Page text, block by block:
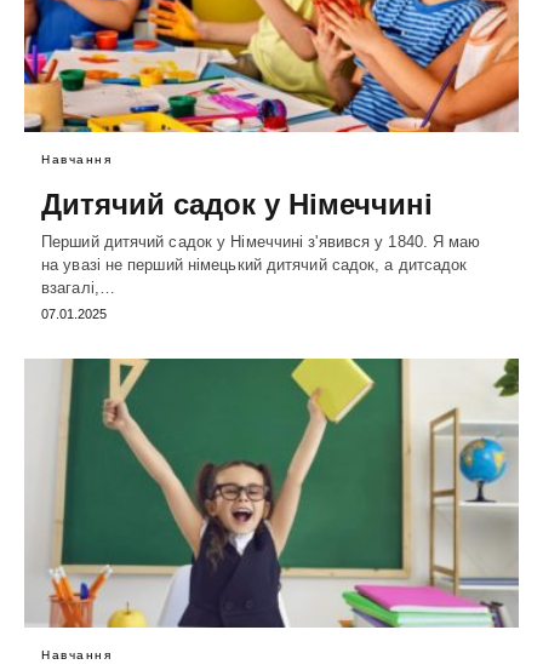
Навчання
Дитячий садок у Німеччині
Перший дитячий садок у Німеччині з'явився у 1840. Я маю
на увазі не перший німецький дитячий садок, а дитсадок
взагалі,…
07.01.2025
Навчання